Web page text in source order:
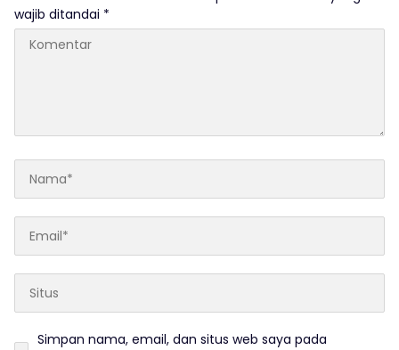
wajib ditandai *
Simpan nama, email, dan situs web saya pada